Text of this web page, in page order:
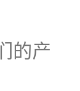
的产